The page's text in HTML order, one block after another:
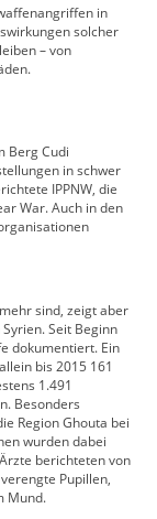
in
solcher
– von
Berg Cudi
in schwer
IPPNW, die
War. Auch in den
sind, zeigt aber
Seit Beginn
dokumentiert. Ein
bis 2015 161
1.491
Besonders
Region Ghouta bei
wurden dabei
berichteten von
Pupillen,
Mund.